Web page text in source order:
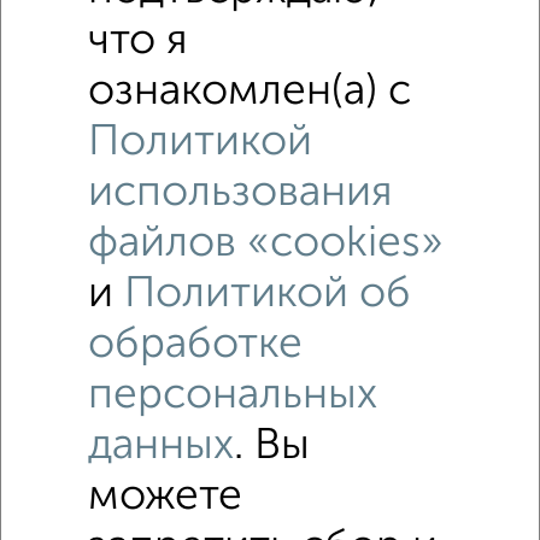
в сутки
Кировский район, Елизаровых 45
Собственник, 07.08.2026
что я
ознакомлен(а) с
Политикой
использования
файлов «cookies»
и
Политикой об
обработке
персональных
данных. Вы
можете